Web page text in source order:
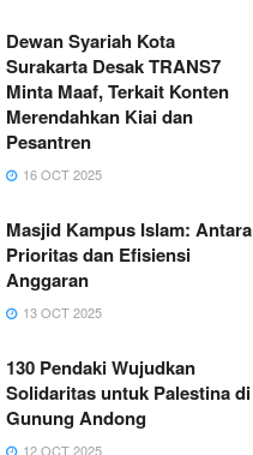
Dewan Syariah Kota
Surakarta Desak TRANS7
Minta Maaf, Terkait Konten
Merendahkan Kiai dan
Pesantren
16 OCT 2025
Masjid Kampus Islam: Antara
Prioritas dan Efisiensi
Anggaran
13 OCT 2025
130 Pendaki Wujudkan
Solidaritas untuk Palestina di
Gunung Andong
12 OCT 2025